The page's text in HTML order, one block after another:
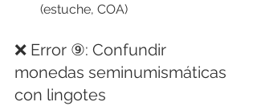
(estuche, COA)
❌ Error ⑨: Confundir
monedas seminumismáticas
con lingotes